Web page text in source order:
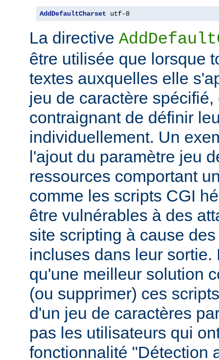
AddDefaultCharset utf-8
La directive
être utilisée que lorsque
textes auxquelles elle
jeu de caractère
contraignant de définir
individuellement. Un
l'ajout du paramètre jeu
ressources comportant
comme les scripts CGI
être vulnérables à des
site scripting à cause
incluses dans leur sortie.
qu'une meilleur solution
(ou supprimer) ces
d'un jeu de caractères
pas les utilisateurs qui
fonctionnalité "Détection